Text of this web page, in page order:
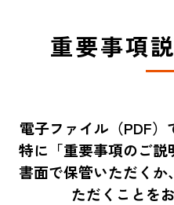
重要事項
電子ファイル（PDF）
特に「重要事項のご説
書面で保管いただく
ただくことを